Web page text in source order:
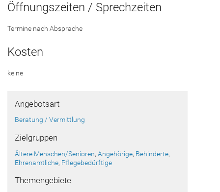
Öffnungszeiten / Sprechzeiten
Termine nach Absprache
Kosten
keine
Angebotsart
Beratung / Vermittlung
Zielgruppen
Ältere Menschen/Senioren, Angehörige, Behinderte,
Ehrenamtliche, Pflegebedürftige
Themengebiete